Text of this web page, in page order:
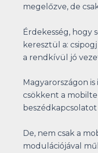
megelőzve, de
Érdekesség, hogy
keresztül a:
a rendkívül jó
Magyarországon
csökkent a
De, nem csak a
modulációjával